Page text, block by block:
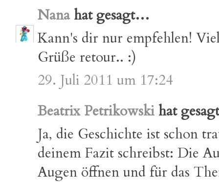
Nanahat gesagt…
Kann's dir nur empfehlen!
Grüße retour.. :)
29. Juli 2011 um 17:24
Beatrix Petrikowskihat
Ja, die Geschichte ist schon
deinem Fazit schreibst: Die
Augen öffnen und für das